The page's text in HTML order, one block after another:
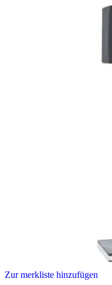
Zur merkliste hinzufügen